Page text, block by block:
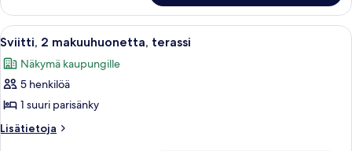
makuuhuonetta
Avaa
kaikki
huonetyypin
Sviitti,
2
makuuhuonetta,
Moderni olohuone, jossa on sohva,
9
Sviitti, 2 makuuhuonetta, terassi
Näkymä kaupungille
5 henkilöä
1 suuri parisänky
Lisätietoja
Lisätietoja